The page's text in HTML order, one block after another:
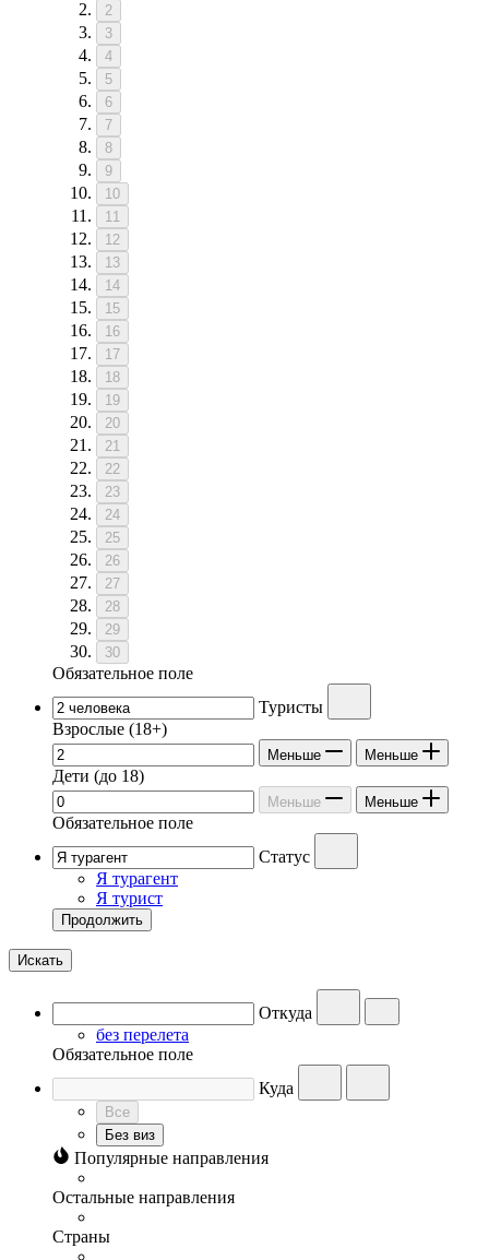
2
3
4
5
6
7
8
9
10
11
12
13
14
15
16
17
18
19
20
21
22
23
24
25
26
27
28
29
30
Обязательное поле
Туристы
Взрослые (18+)
Меньше Меньше
Дети (до 18)
Меньше Меньше
Обязательное поле
Статус
Я турагент
Я турист
Продолжить
Искать
Откуда
без перелета
Обязательное поле
Куда
Все
Без виз
Популярные направления
Остальные направления
Страны